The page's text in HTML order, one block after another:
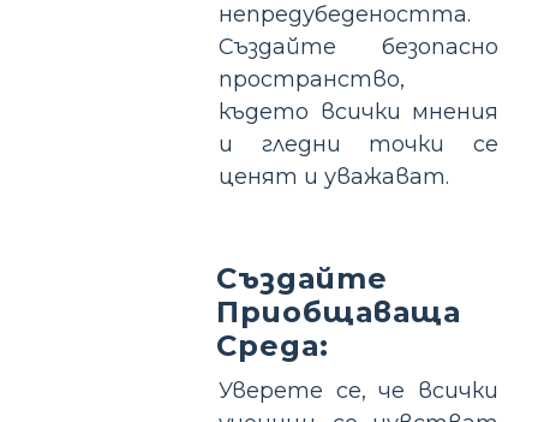
непредубедеността.
Създайте безопасно
пространство,
където всички мнения
и гледни точки се
ценят и уважават.
Създайте
Приобщаваща
Среда:
Уверете се, че всички